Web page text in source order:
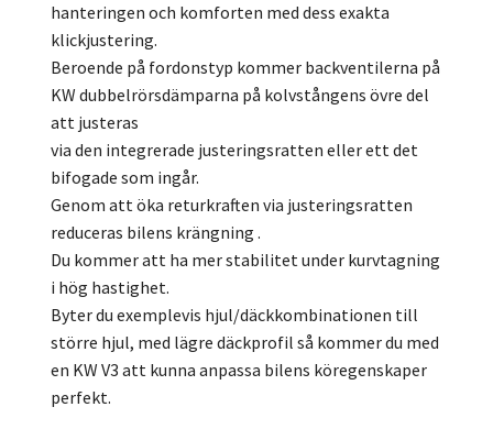
hanteringen och komforten med dess exakta
klickjustering.
Beroende på fordonstyp kommer backventilerna på
KW dubbelrörsdämparna på kolvstångens övre del
att justeras
via den integrerade justeringsratten eller ett det
bifogade som ingår.
Genom att öka returkraften via justeringsratten
reduceras bilens krängning .
Du kommer att ha mer stabilitet under kurvtagning
i hög hastighet.
Byter du exemplevis hjul/däckkombinationen till
större hjul, med lägre däckprofil så kommer du med
en KW V3 att kunna anpassa bilens köregenskaper
perfekt.